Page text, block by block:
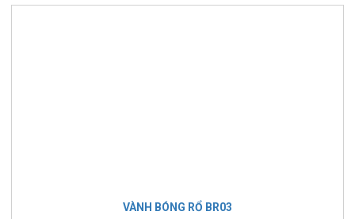
VÀNH BÓNG RỔ BR03